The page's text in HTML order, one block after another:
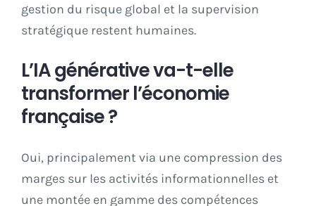
gestion du risque global et la supervision
stratégique restent humaines.
L’IA générative va-t-elle
transformer l’économie
française ?
Oui, principalement via une compression des
marges sur les activités informationnelles et
une montée en gamme des compétences